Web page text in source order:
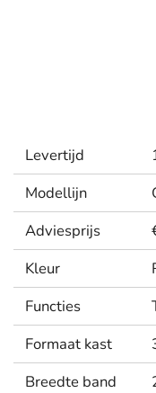
Levertijd
Modellijn
Adviesprijs
Kleur
Functies
Formaat kast
Breedte band